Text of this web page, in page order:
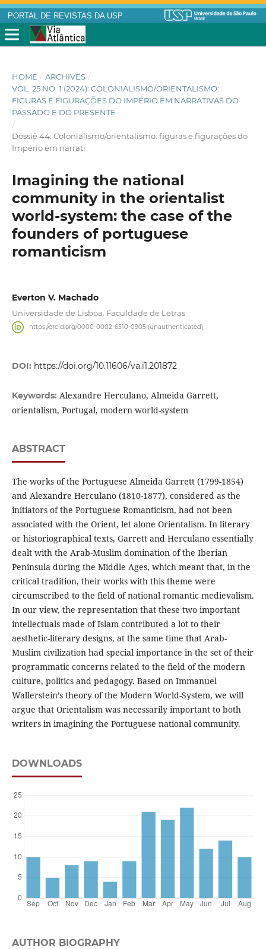
PORTAL DE REVISTAS DA USP
HOME / ARCHIVES /
VOL. 25 NO. 1 (2024): COLONIALISMO/ORIENTALISMO:
FIGURAS E FIGURAÇÕES DO IMPÉRIO EM NARRATIVAS DO
PASSADO E DO PRESENTE
/
Dossiê 44: Colonialismo/orientalismo: figuras e figurações do
Império em narrati
Imagining the national
community in the orientalist
world-system: the case of the
founders of portuguese
romanticism
Everton V. Machado
Universidade de Lisboa. Faculdade de Letras
https://orcid.org/0000-0002-6510-0905 (unauthenticated)
DOI: https://doi.org/10.11606/va.i1.201872
Keywords: Alexandre Herculano, Almeida Garrett,
orientalism, Portugal, modern world-system
ABSTRACT
The works of the Portuguese Almeida Garrett (1799-1854)
and Alexandre Herculano (1810-1877), considered as the
initiators of the Portuguese Romanticism, had not been
associated with the Orient, let alone Orientalism. In literary
or historiographical texts, Garrett and Herculano essentially
dealt with the Arab-Muslim domination of the Iberian
Peninsula during the Middle Ages, which meant that, in the
critical tradition, their works with this theme were
circumscribed to the field of national romantic medievalism.
In our view, the representation that these two important
intellectuals made of Islam contributed a lot to their
aesthetic-literary designs, at the same time that Arab-
Muslim civilization had special importance in the set of their
programmatic concerns related to the field of the modern
culture, politics and pedagogy. Based on Immanuel
Wallerstein’s theory of the Modern World-System, we will
argue that Orientalism was necessarily important to both
writers in imagining the Portuguese national community.
DOWNLOADS
AUTHOR BIOGRAPHY